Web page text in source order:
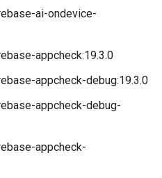
ai-ondevice-
appcheck:19.3.0
appcheck-debug:19.3.0
appcheck-debug-
appcheck-